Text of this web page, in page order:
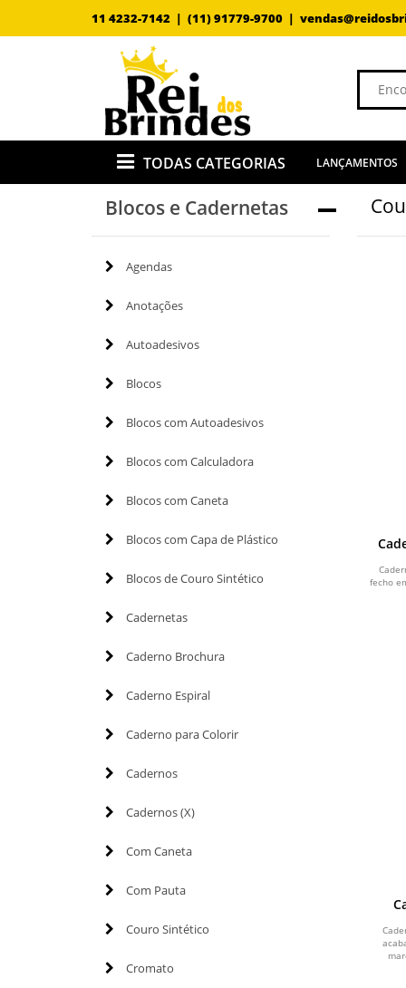
11 4232-7142 | (11) 91779-9700 |
TODAS CATEGORIAS LANÇAMENTOS
Blocos e Cadernetas
Agendas
Anotações
Autoadesivos
Blocos
Blocos com Autoadesivos
Blocos com Calculadora
Blocos com Caneta
Blocos com Capa de Plástico
Blocos de Couro Sintético
Cadernetas
Caderno Brochura
Caderno Espiral
Caderno para Colorir
Cadernos
Cadernos (X)
Com Caneta
Com Pauta
Couro Sintético
Cromato
fecho